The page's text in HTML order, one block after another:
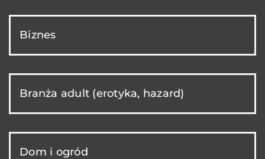
Biznes
Branża adult (erotyka, hazard)
Dom i ogród